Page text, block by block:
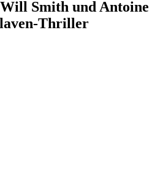
Smith und Antoine
Thriller